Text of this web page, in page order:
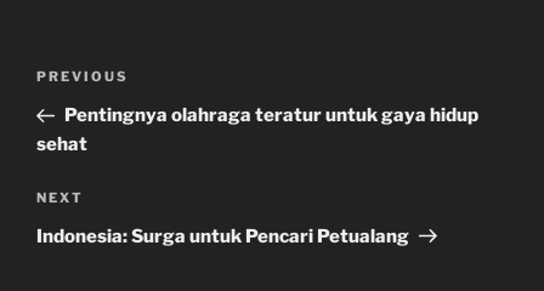
Previous
Post
PREVIOUS
Pentingnya olahraga teratur untuk gaya hidup
sehat
Next
Post
NEXT
Indonesia: Surga untuk Pencari Petualang